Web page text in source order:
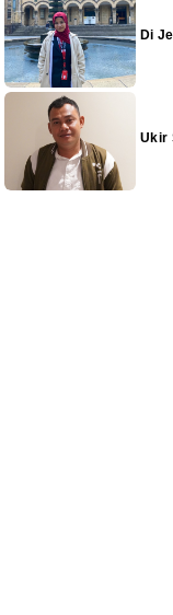
Di
Ukir